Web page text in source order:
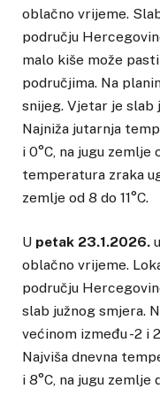
oblačno vrijeme.
području
malo kiše može
područjima. Na
snijeg. Vjetar je slab
Najniža jutarnja
i 0°C, na jugu zemlje
temperatura zraka
zemlje od 8 do 11°C.
U petak 23.1.2026.
oblačno vrijeme.
području
slab južnog smjera.
većinom između -2 i
Najviša dnevna
i 8°C, na jugu zemlje